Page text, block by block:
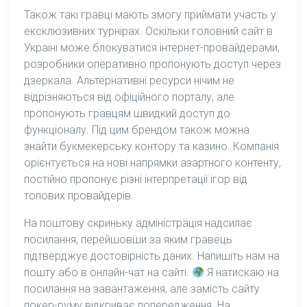
Також такі гравці мають змогу приймати участь у
ексклюзивних турнірах. Оскільки головний сайт в
Україні може блокуватися інтернет-провайдерами,
розробники оперативно пропонують доступ через
дзеркала. Альтернативні ресурси нічим не
відрізняються від офіційного порталу, але
пропонують гравцям швидкий доступ до
функціоналу. Під цим брендом також можна
знайти букмекерську контору та казино. Компанія
орієнтується на нові напрямки азартного контенту,
постійно пропонує різні інтерпретації ігор від
топових провайдерів.
На поштову скриньку адміністрація надсилає
посилання, перейшовши за яким гравець
підтверджує достовірність даних. Напишіть нам на
пошту або в онлайн-чат на сайті.
Я натискаю на
посилання на завантаження, але замість сайту